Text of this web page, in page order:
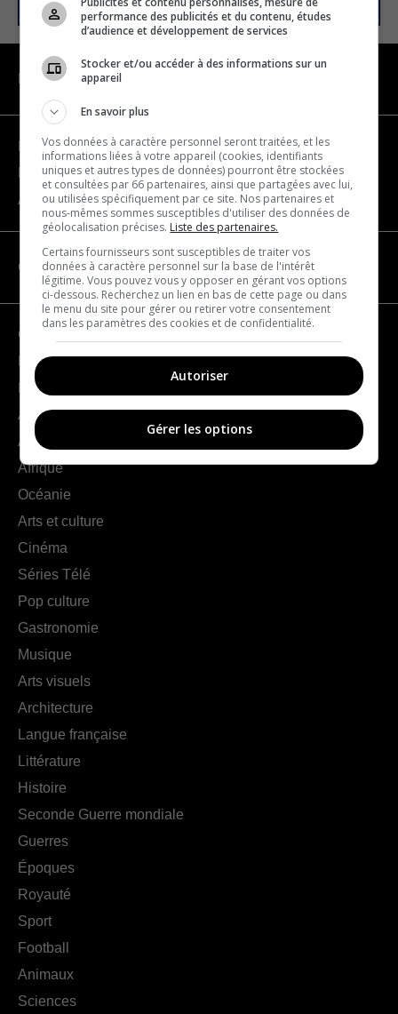
NAVIGATION
Devenir partenaire
Nous joindre
À propos
CATÉGORIES
Géographie
France
Europe
Amériques
Asie
Afrique
Océanie
Arts et culture
Cinéma
Séries Télé
Pop culture
Gastronomie
Musique
Arts visuels
Architecture
Langue française
Littérature
Histoire
Seconde Guerre mondiale
Guerres
Époques
Royauté
Sport
Football
Animaux
Sciences
performance des publicités et du contenu, études
d’audience et développement de services
Stocker et/ou accéder à des informations sur un
appareil
En savoir plus
Vos données à caractère personnel seront traitées, et les
informations liées à votre appareil (cookies, identifiants
uniques et autres types de données) pourront être stockées
et consultées par 66 partenaires, ainsi que partagées avec lui,
ou utilisées spécifiquement par ce site. Nos partenaires et
nous-mêmes sommes susceptibles d'utiliser des données de
géolocalisation précises. Liste des partenaires.
Certains fournisseurs sont susceptibles de traiter vos
données à caractère personnel sur la base de l'intérêt
légitime. Vous pouvez vous y opposer en gérant vos options
ci-dessous. Recherchez un lien en bas de cette page ou dans
le menu du site pour gérer ou retirer votre consentement
dans les paramètres des cookies et de confidentialité.
Autoriser
Gérer les options